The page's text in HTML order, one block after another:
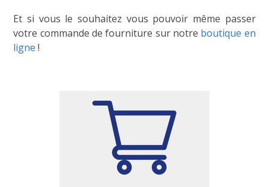
Et si vous le souhaitez vous pouvoir même passer
votre commande de fourniture sur notre boutique en
ligne !